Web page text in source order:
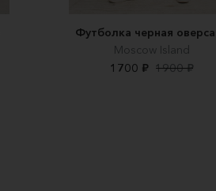
Футболка черная
Moscow Island
1700 ₽ 1900 ₽